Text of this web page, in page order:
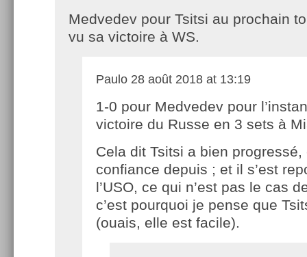
Medvedev pour Tsitsi au prochain
vu sa victoire à WS.
Paulo 28 août 2018 at 13:19
1-0 pour Medvedev pour
victoire du Russe en 3 sets à
Cela dit Tsitsi a bien progressé,
confiance depuis ; et il s’est
l’USO, ce qui n’est pas le cas
c’est pourquoi je pense que
(ouais, elle est facile).